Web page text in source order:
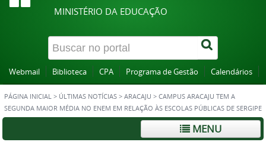
MINISTÉRIO DA EDUCAÇÃO
Webmail Biblioteca CPA Programa de Gestão Calendários
PÁGINA INICIAL > ÚLTIMAS NOTÍCIAS > ARACAJU > CAMPUS ARACAJU TEM A
SEGUNDA MAIOR MÉDIA NO ENEM EM RELAÇÃO ÀS ESCOLAS PÚBLICAS DE SERGIPE
MENU